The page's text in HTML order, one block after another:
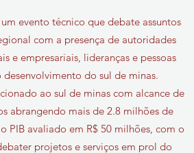
evento técnico que debate assuntos
com a presença de autoridades
e empresariais, lideranças e pessoas
desenvolvimento do sul de minas.
ao sul de minas com alcance de
abrangendo mais de 2.8 milhões de
PIB avaliado em R$ 50 milhões, com o
projetos e serviços em prol do